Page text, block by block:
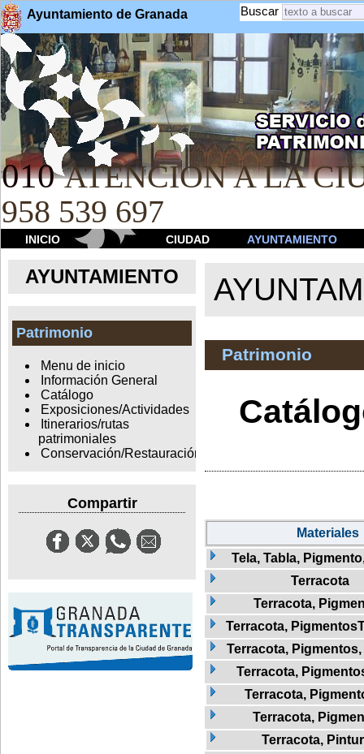
Ayuntamiento de Granada Buscar
010 ATENCION A LA
958 539 697
INICIO CIUDAD AYUNTAMIENTO
AYUNTAMIENTO
Patrimonio
Menu de inicio
Información General
Catálogo
Exposiciones/Actividades
Itinerarios/rutas
patrimoniales
Conservación/Restauración
Compartir
Patrimonio
Materiales
Tela, Tabla,
Terracota
Terracota,
Terracota,
Terracota,
Terracota,
Terracota,
Terracota,
Terracota,